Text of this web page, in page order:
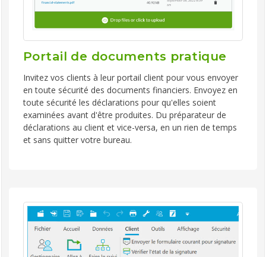
Portail de documents pratique
Invitez vos clients à leur portail client pour vous envoyer
en toute sécurité des documents financiers. Envoyez en
toute sécurité les déclarations pour qu'elles soient
examinées avant d'être produites. Du préparateur de
déclarations au client et vice-versa, en un rien de temps
et sans quitter votre bureau.